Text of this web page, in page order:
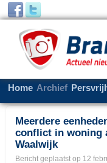
Home Archief
Meerdere
conflict in woning
Waalwijk
Bericht geplaatst op 12